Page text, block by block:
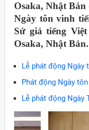
Osaka, Nhật
Ngày tôn vinh
Sứ giả tiếng
Osaka, Nhật Bản.
Lễ phát động Ngày
tiếng Việt cho trẻ
Hàn Quốc
Phát động Ngày
Lãnh đạo Hội đoàn
Lễ phát động Ngày
kiếm Sứ giả tiếng
vực Kyushu,